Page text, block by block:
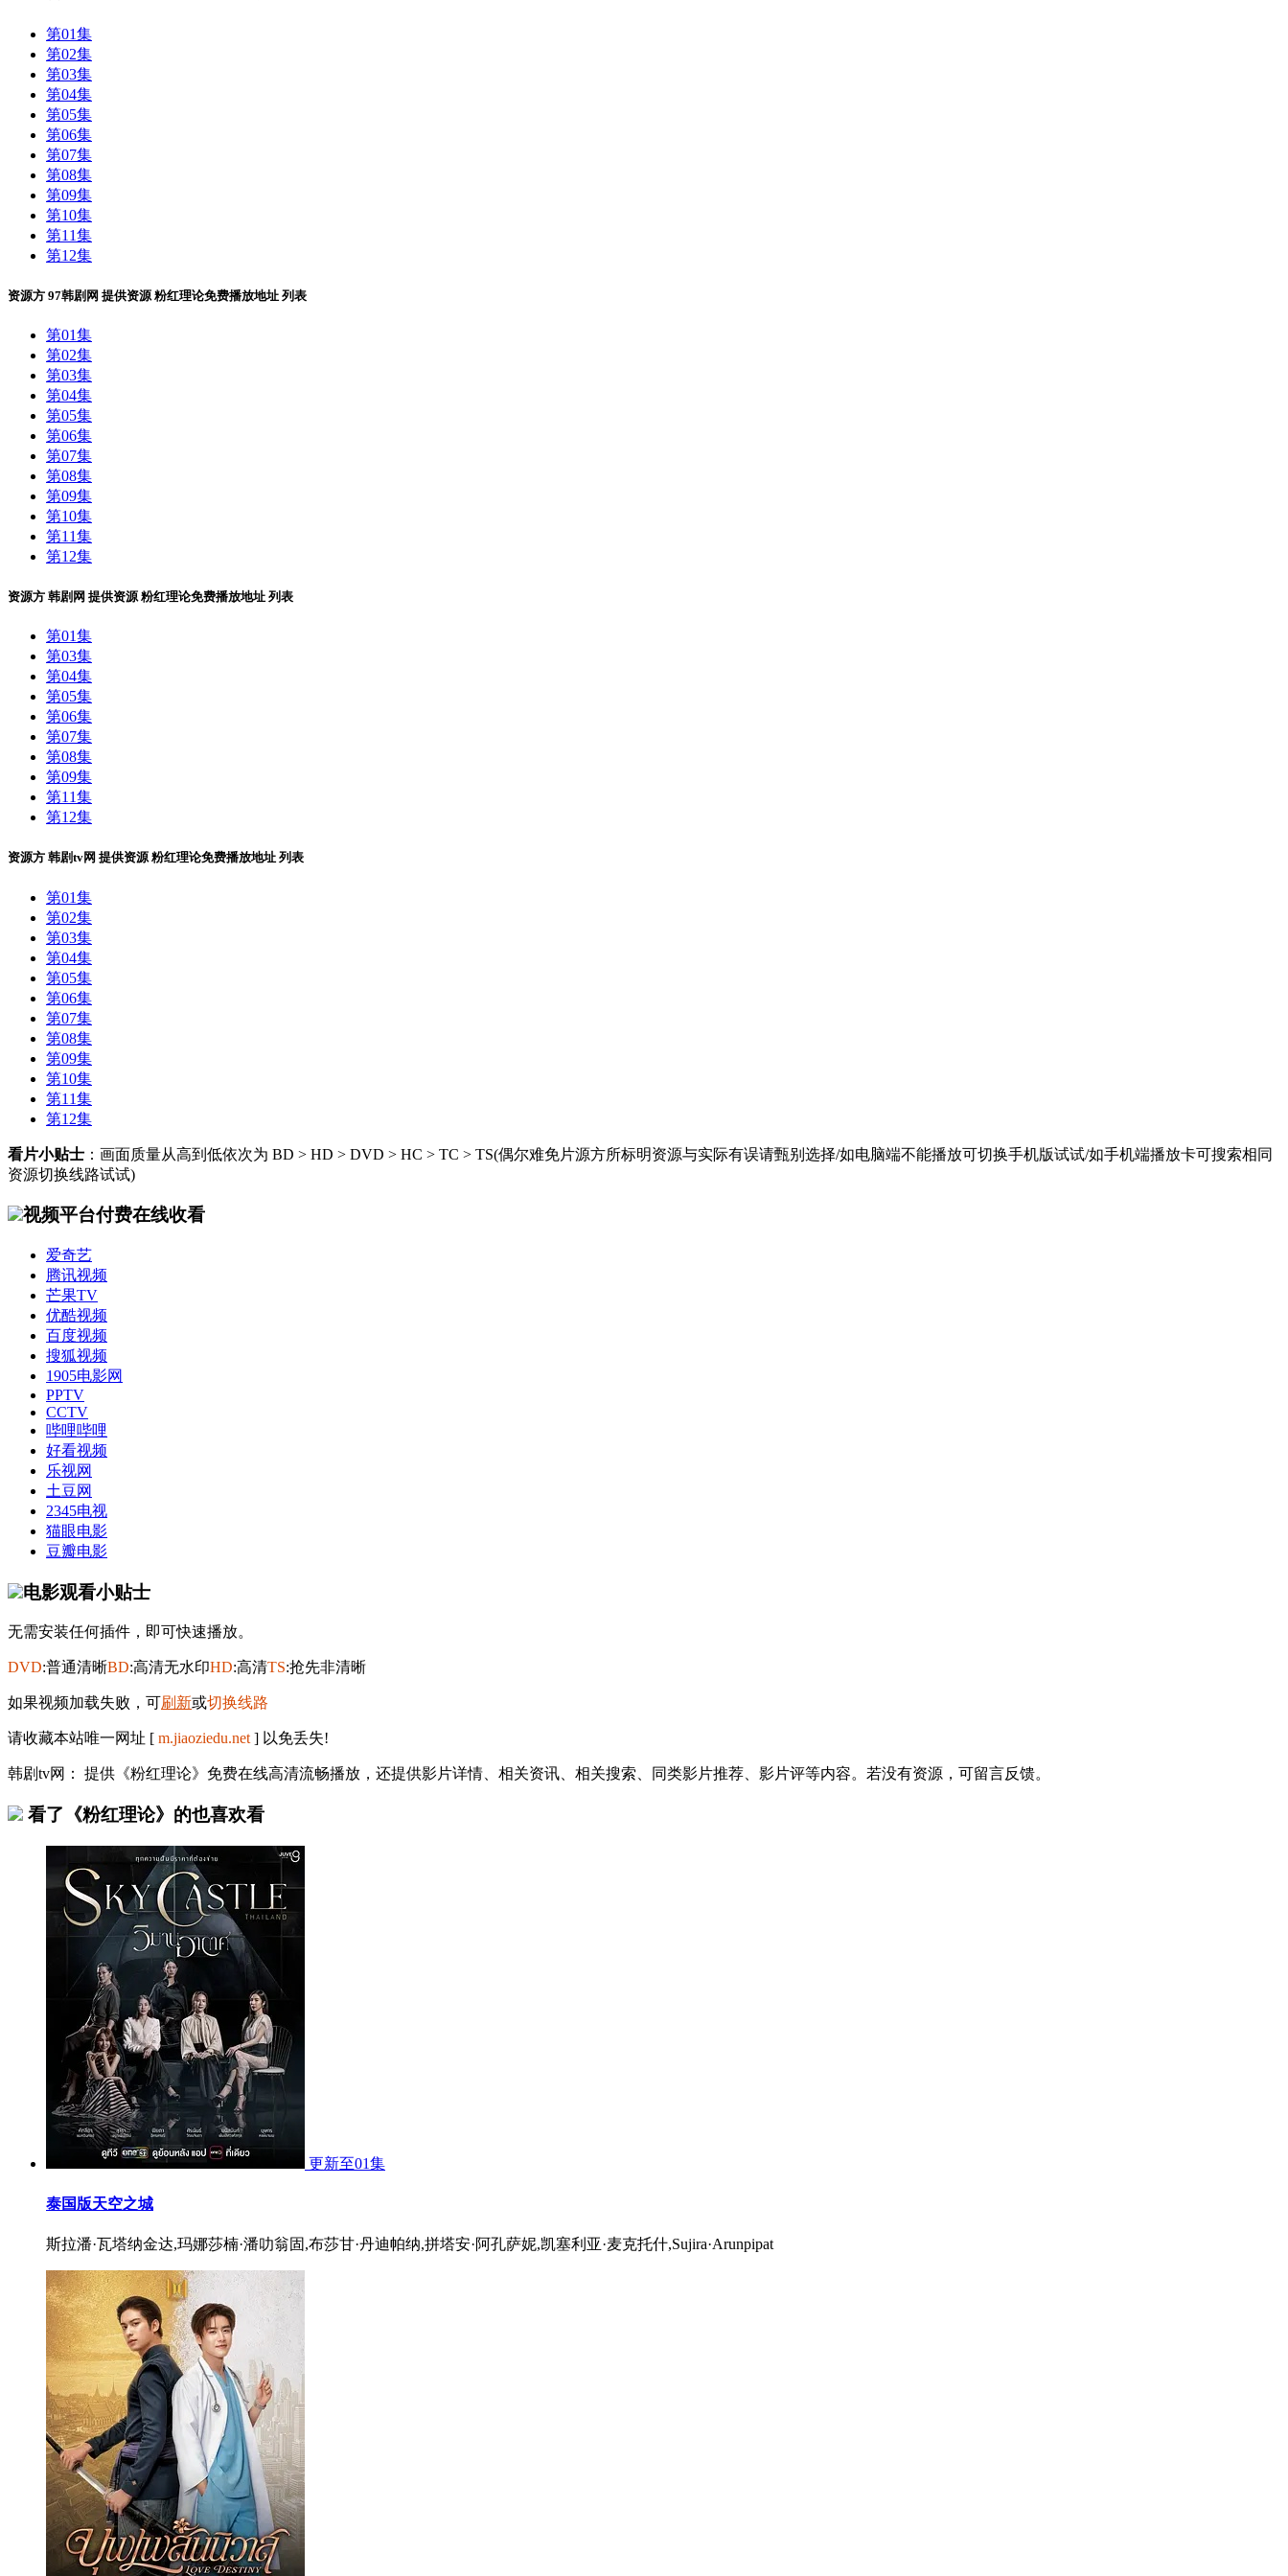
第01集
第02集
第03集
第04集
第05集
第06集
第07集
第08集
第09集
第10集
第11集
第12集
资源方 97韩剧网 提供资源 粉红理论免费播放地址 列表
第01集
第02集
第03集
第04集
第05集
第06集
第07集
第08集
第09集
第10集
第11集
第12集
资源方 韩剧网 提供资源粉红理论免费播放地址 列表
第01集
第03集
第04集
第05集
第06集
第07集
第08集
第09集
第11集
第12集
资源方 韩剧tv网 提供资源粉红理论免费播放地址 列表
第01集
第02集
第03集
第04集
第05集
第06集
第07集
第08集
第09集
第10集
第11集
第12集
看片小贴士 ：画面质量从高到低依次为 BD > HD > DVD > HC > TC > TS(偶尔难免片源方所标明资源与实际有误请甄别选择/如电脑端不能播放可切换手机版试试/如手机端播放卡可搜索相同
资源切换线路试试)
视频平台付费在线收看
爱奇艺
腾讯视频
芒果TV
优酷视频
百度视频
搜狐视频
1905电影网
PPTV
CCTV
哔哩哔哩
好看视频
乐视网
土豆网
2345电视
猫眼电影
豆瓣电影
电影观看小贴士
无需安装任何插件，即可快速播放。
DVD:普通清晰BD:高清无水印HD:高清TS:抢先非清晰
如果视频加载失败，可 刷新或切换线路
请收藏本站唯一网址 [ m.jiaoziedu.net] 以免丢失!
韩剧tv网： 提供《粉红理论》免费在线高清流畅播放，还提供影片详情、相关资讯、相关搜索、同类影片推荐、影片评等内容。若没有资源，可留言反馈。
看了《粉红理论》的也喜欢看
更新至01集
泰国版天空之城
斯拉潘·瓦塔纳金达,玛娜莎楠·潘叻翁固,布莎甘·丹迪帕纳,拼塔安·阿孔萨妮,凯塞利亚·麦克托什,Sujira·Arunpipat